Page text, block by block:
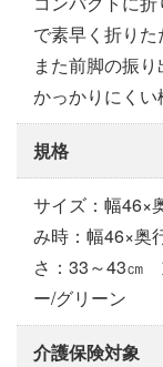
で素早く折りた
また前脚の振
かっかりにくい
規格
サイズ：幅46×
み時：幅46×奥
さ：33～43㎝
ー/グリーン
介護保険対象